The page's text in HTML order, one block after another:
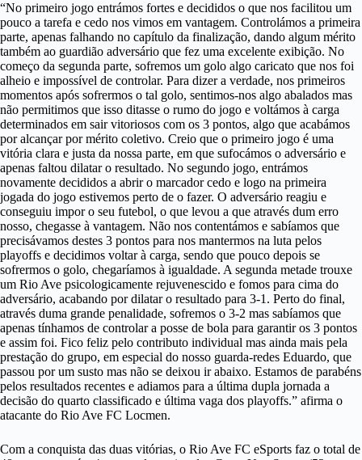
“No primeiro jogo entrámos fortes e decididos o que nos facilitou um
pouco a tarefa e cedo nos vimos em vantagem. Controlámos a primeira
parte, apenas falhando no capítulo da finalização, dando algum mérito
também ao guardião adversário que fez uma excelente exibição. No
começo da segunda parte, sofremos um golo algo caricato que nos foi
alheio e impossível de controlar. Para dizer a verdade, nos primeiros
momentos após sofrermos o tal golo, sentimos-nos algo abalados mas
não permitimos que isso ditasse o rumo do jogo e voltámos à carga
determinados em sair vitoriosos com os 3 pontos, algo que acabámos
por alcançar por mérito coletivo. Creio que o primeiro jogo é uma
vitória clara e justa da nossa parte, em que sufocámos o adversário e
apenas faltou dilatar o resultado. No segundo jogo, entrámos
novamente decididos a abrir o marcador cedo e logo na primeira
jogada do jogo estivemos perto de o fazer. O adversário reagiu e
conseguiu impor o seu futebol, o que levou a que através dum erro
nosso, chegasse à vantagem. Não nos contentámos e sabíamos que
precisávamos destes 3 pontos para nos mantermos na luta pelos
playoffs e decidimos voltar à carga, sendo que pouco depois se
sofrermos o golo, chegaríamos à igualdade. A segunda metade trouxe
um Rio Ave psicologicamente rejuvenescido e fomos para cima do
adversário, acabando por dilatar o resultado para 3-1. Perto do final,
através duma grande penalidade, sofremos o 3-2 mas sabíamos que
apenas tínhamos de controlar a posse de bola para garantir os 3 pontos
e assim foi. Fico feliz pelo contributo individual mas ainda mais pela
prestação do grupo, em especial do nosso guarda-redes Eduardo, que
passou por um susto mas não se deixou ir abaixo. Estamos de parabéns
pelos resultados recentes e adiamos para a última dupla jornada a
decisão do quarto classificado e última vaga dos playoffs.” afirma o
atacante do Rio Ave FC Locmen.
Com a conquista das duas vitórias, o Rio Ave FC eSports faz o total de